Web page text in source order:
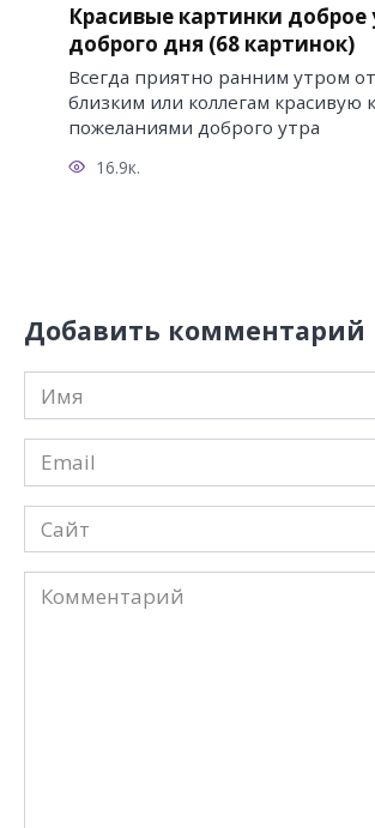
Красивые картинки доброе
доброго дня (68 картинок)
Всегда приятно ранним утром
близким или коллегам красивую
пожеланиями доброго утра
16.9к.
Добавить комментарий
Имя
*
Email
*
Сайт
Комментарий